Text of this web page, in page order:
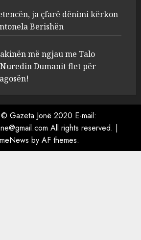
Prokuroria jep pretencën, ja
çfarë dënimi kërkon për
Berishën
MARCH 25, 2025
ngjau me Talo Çelën”,
dëshmia e Nuredin Dumanit
flet për PERSONAT që e
plagosën!
ja çfarë dënimi kërkon
Berishën
më ngjau me Talo
Nuredin Dumanit flet për
Gazeta Jonë 2020 E-mail:
All rights reserved. |
by AF themes.